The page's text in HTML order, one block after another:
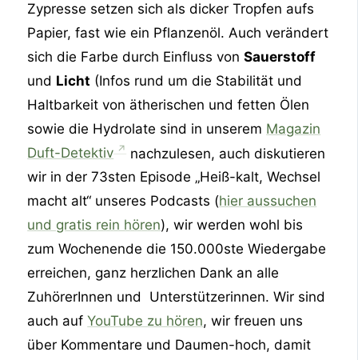
Zypresse setzen sich als dicker Tropfen aufs
Papier, fast wie ein Pflanzenöl. Auch verändert
sich die Farbe durch Einfluss vonSauerstoff
und Licht (Infos rund um die Stabilität und
Haltbarkeit von ätherischen und fetten Ölen
sowie die Hydrolate sind in unserem Magazin
Duft-Detektiv
nachzulesen, auch diskutieren
wir in der 73sten Episode „Heiß-kalt, Wechsel
macht alt“ unseres Podcasts (hier aussuchen
und gratis rein hören), wir werden wohl bis
zum Wochenende die 150.000ste Wiedergabe
erreichen, ganz herzlichen Dank an alle
ZuhörerInnen und Unterstützerinnen. Wir sind
auch aufYouTube zu hören, wir freuen uns
über Kommentare und Daumen-hoch, damit